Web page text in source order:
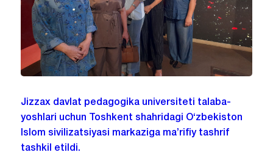
Jizzax davlat pedagogika universiteti talaba-
yoshlari uchun Toshkent shahridagi O‘zbekiston
Islom sivilizatsiyasi markaziga ma’rifiy tashrif
tashkil etildi.